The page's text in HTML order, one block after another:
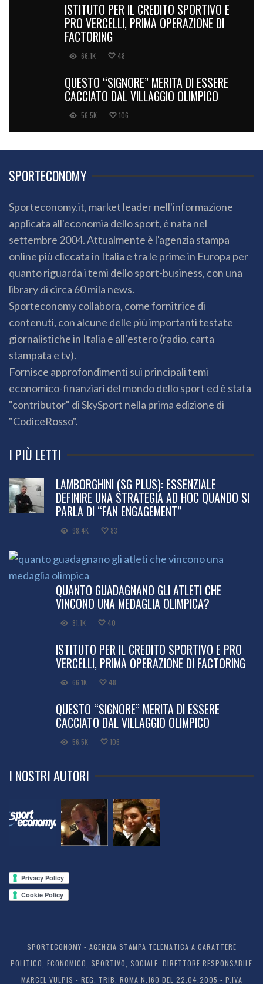
ISTITUTO PER IL CREDITO SPORTIVO E
PRO VERCELLI, PRIMA OPERAZIONE DI
FACTORING
66.1K 48
QUESTO “SIGNORE” MERITA DI ESSERE
CACCIATO DAL VILLAGGIO OLIMPICO
56.5K 106
SPORTECONOMY
Sporteconomy.it, market leader nell'informazione
applicata all'economia dello sport, è nata nel
settembre 2004. Attualmente è l'agenzia stampa
online più cliccata in Italia e tra le prime in Europa per
quanto riguarda i temi dello sport-business, con una
library di circa 60 mila news.
Sporteconomy collabora, come fornitrice di
contenuti, con alcune delle più importanti testate
giornalistiche in Italia e all’estero (radio, carta
stampata e tv).
Fornisce approfondimenti sui principali temi
economico-finanziari del mondo dello sport ed è stata
"contributor" di SkySport nella prima edizione di
"CodiceRosso".
I PIÙ LETTI
LAMBORGHINI (SG PLUS): ESSENZIALE
DEFINIRE UNA STRATEGIA AD HOC QUANDO SI
PARLA DI “FAN ENGAGEMENT”
98.4K 83
QUANTO GUADAGNANO GLI ATLETI CHE
VINCONO UNA MEDAGLIA OLIMPICA?
81.1K 40
ISTITUTO PER IL CREDITO SPORTIVO E PRO
VERCELLI, PRIMA OPERAZIONE DI FACTORING
66.1K 48
QUESTO “SIGNORE” MERITA DI ESSERE
CACCIATO DAL VILLAGGIO OLIMPICO
56.5K 106
I NOSTRI AUTORI
SPORTECONOMY - AGENZIA STAMPA TELEMATICA A CARATTERE
POLITICO, ECONOMICO, SPORTIVO, SOCIALE. DIRETTORE RESPONSABILE
MARCEL VULPIS - REG. TRIB. ROMA N.160 DEL 22.04.2005 - P.IVA